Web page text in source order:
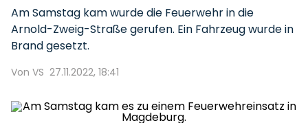
Am Samstag kam wurde die Feuerwehr in die
Arnold-Zweig-Straße gerufen. Ein Fahrzeug wurde in
Brand gesetzt.
Von VS 27.11.2022, 18:41